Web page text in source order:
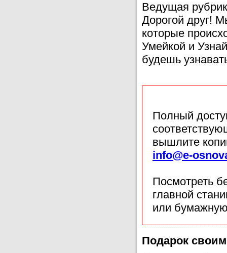
Ведущая
Дорогой друг!
которые
Умейкой и
будешь
Полный
вышлите
info@e-
Посмотреть
главной
или
Подарок